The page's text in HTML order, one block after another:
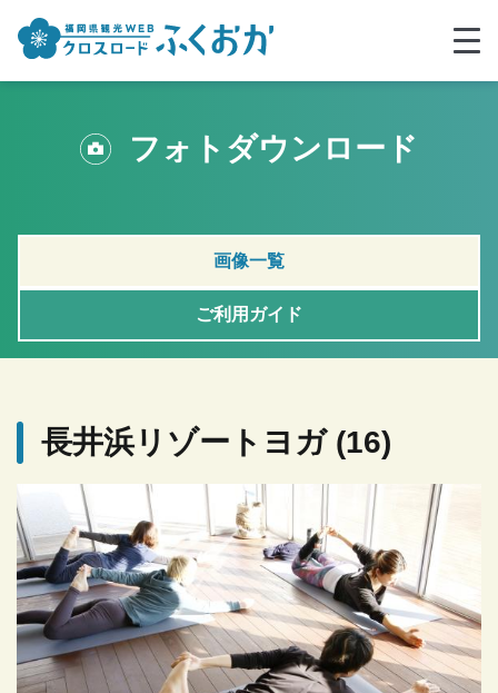
フォトダウンロード
画像一覧
ご利用ガイド
長井浜リゾートヨガ (16)